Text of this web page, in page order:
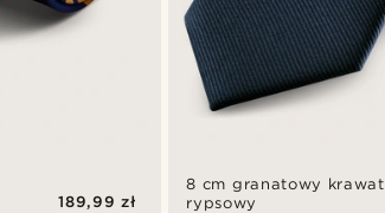
189,99 zł
8 cm granatowy krawat
rypsowy